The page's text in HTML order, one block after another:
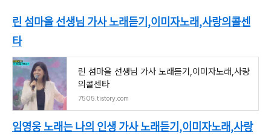
린 섬마을 선생님 가사 노래듣기,이미자노래,사랑의콜센
타
린 섬마을 선생님 가사 노래듣기,이미자노래,사랑
의콜센타
7505.tistory.com
임영웅 노래는 나의 인생 가사 노래듣기,이미자노래,사랑